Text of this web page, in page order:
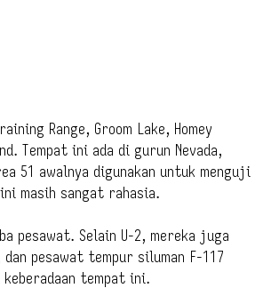
Range, Groom Lake, Homey
Tempat ini ada di gurun Nevada,
51 awalnya digunakan untuk menguji
masih sangat rahasia.
pesawat. Selain U-2, mereka juga
pesawat tempur siluman F-117
keberadaan tempat ini.